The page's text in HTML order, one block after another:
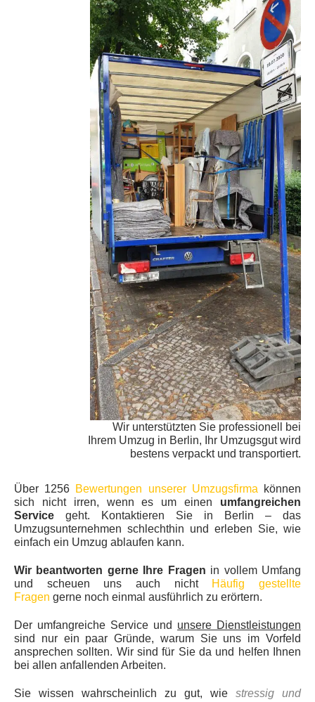
Wir unterstützten Sie professionell bei
Ihrem Umzug in Berlin, Ihr Umzugsgut wird
bestens verpackt und transportiert.
Über 1256 Bewertungen unserer Umzugsfirma
können
sich nicht irren, wenn es um einen umfangreichen
Service geht. Kontaktieren Sie in Berlin – das
Umzugsunternehmen schlechthin und erleben Sie, wie
einfach ein Umzug ablaufen kann.
Wir beantworten gerne Ihre Fragen in vollem Umfang
und scheuen uns auch nicht Häufig gestellte
Fragen gerne noch einmal ausführlich zu erörtern.
Der umfangreiche Service und unsere Dienstleistungen
sind nur ein paar Gründe, warum Sie uns im Vorfeld
ansprechen sollten. Wir sind für Sie da und helfen Ihnen
bei allen anfallenden Arbeiten.
Sie wissen wahrscheinlich zu gut, wie stressig und